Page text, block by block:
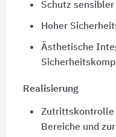
Schutz
Hoher
Ästhetische
Realisierung
Zutrittskontrolle
Bereiche und